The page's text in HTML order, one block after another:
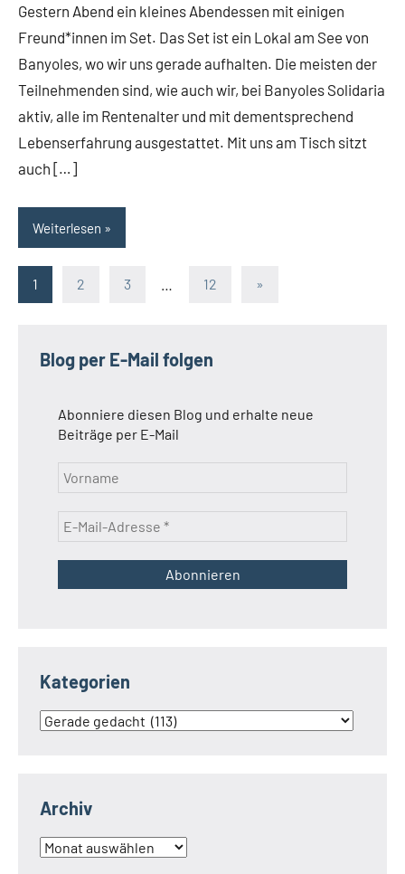
Gestern Abend ein kleines Abendessen mit einigen
Freund*innen im Set. Das Set ist ein Lokal am See von
Banyoles, wo wir uns gerade aufhalten. Die meisten der
Teilnehmenden sind, wie auch wir, bei Banyoles Solidaria
aktiv, alle im Rentenalter und mit dementsprechend
Lebenserfahrung ausgestattet. Mit uns am Tisch sitzt
auch […]
Weiterlesen
Seitennummerierung
Beiträge
1 2 3 12
Nächste
»
Blog per E-Mail folgen
Abonniere diesen Blog und erhalte neue
Beiträge per E-Mail
Kategorien
Kategorien
Archiv
Archiv